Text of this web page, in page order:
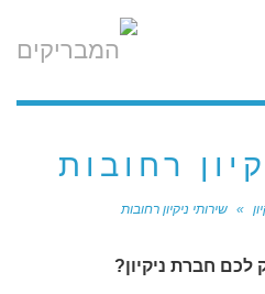
רחובות
» שירותי ניקיון רחובות
לכם חברת ניקיון?